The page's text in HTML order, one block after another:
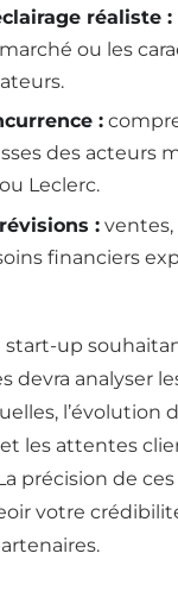
réaliste :
ou les
:
des acteurs
Leclerc.
: ventes,
financiers
start-up
devra analyser
l’évolution
les attentes
précision de
votre